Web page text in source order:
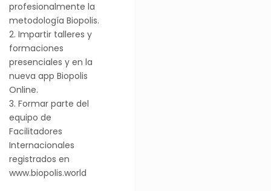
profesionalmente la
metodología Biopolis.
Impartir talleres y
formaciones
presenciales y en la
nueva app Biopolis
Online.
Formar parte del
equipo de
Facilitadores
Internacionales
registrados en
www.biopolis.world